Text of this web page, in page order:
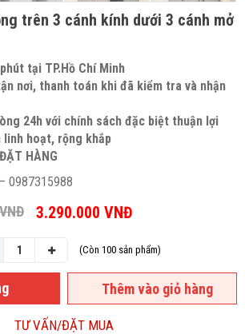
trên 3 cánh kính dưới 3 cánh mở
tại TP.Hồ Chí Minh
nơi, thanh toán khi đã kiểm tra và nhận
24h với chính sách đặc biệt thuận lợi
hoạt, rộng khắp
HÀNG
0987315988
3.290.000 VNĐ
(Còn 100 sản phẩm)
Thêm vào giỏ hàng
TƯ VẤN/ĐẶT MUA